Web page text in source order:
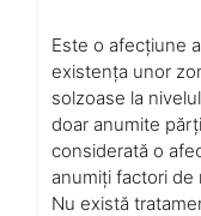
Este o afecțiune
existența unor
solzoase la
doar anumite
considerată o
anumiți factori de
Nu există